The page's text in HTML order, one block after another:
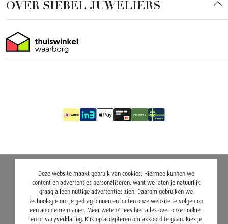
OVER SIEBEL JUWELIERS
Deze website maakt gebruik van cookies. Hiermee kunnen we
content en advertenties personaliseren, want we laten je natuurlijk
graag alleen nuttige advertenties zien. Daarom gebruiken we
technologie om je gedrag binnen en buiten onze website te volgen op
een anonieme manier. Meer weten? Lees hier alles over onze cookie-
en privacyverklaring. Klik op accepteren om akkoord te gaan. Kies je